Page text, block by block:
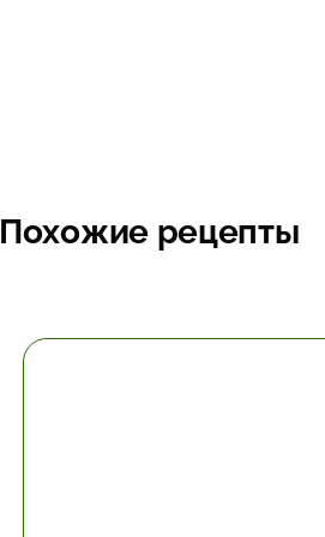
Похожие рецепты